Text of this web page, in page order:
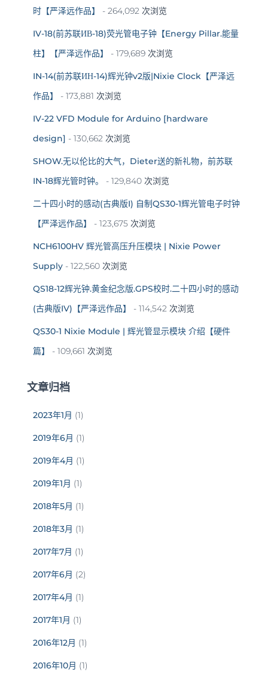
时【严泽远作品】
- 264,092 次浏览
IV-18(前苏联ИВ-18)荧光管电子钟【Energy Pillar.能量
柱】【严泽远作品】
- 179,689 次浏览
IN-14(前苏联ИН-14)辉光钟v2版|Nixie Clock【严泽远
作品】
- 173,881 次浏览
IV-22 VFD Module for Arduino [hardware
design] - 130,662 次浏览
SHOW.无以伦比的大气，Dieter送的新礼物，前苏联
IN-18辉光管时钟。
- 129,840 次浏览
二十四小时的感动(古典版I) 自制QS30-1辉光管电子时钟
【严泽远作品】
- 123,675 次浏览
NCH6100HV 辉光管高压升压模块 | Nixie Power
Supply - 122,560 次浏览
QS18-12辉光钟.黄金纪念版.GPS校时.二十四小时的感动
(古典版IV)【严泽远作品】
- 114,542 次浏览
QS30-1 Nixie Module | 辉光管显示模块 介绍【硬件
篇】
- 109,661 次浏览
文章归档
2023年1月 (1)
2019年6月 (1)
2019年4月 (1)
2019年1月 (1)
2018年5月 (1)
2018年3月 (1)
2017年7月 (1)
2017年6月 (2)
2017年4月 (1)
2017年1月 (1)
2016年12月 (1)
2016年10月 (1)